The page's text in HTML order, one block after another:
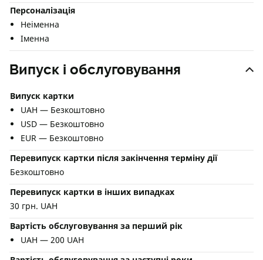
Персоналізація
Неіменна
Іменна
Випуск і обслуговування
Випуск картки
UAH — Безкоштовно
USD — Безкоштовно
EUR — Безкоштовно
Перевипуск картки після закінчення терміну дії
Безкоштовно
Перевипуск картки в інших випадках
30 грн. UAH
Вартість обслуговування за перший рік
UAH — 200 UAH